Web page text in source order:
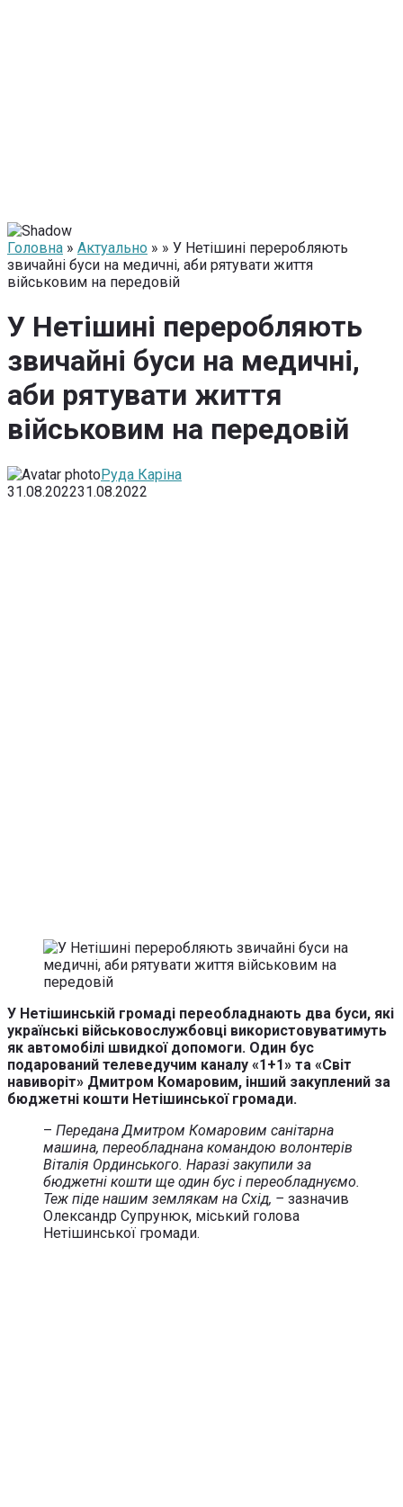
Головна » Актуально » » У Нетішині переробляють
звичайні буси на медичні, аби рятувати життя
військовим на передовій
У Нетішині переробляють
звичайні буси на медичні,
аби рятувати життя
військовим на передовій
Руда Каріна
31.08.202231.08.2022
У Нетішинській громаді переобладнають два буси, які
українські військовослужбовці використовуватимуть
як автомобілі швидкої допомоги. Один бус
подарований телеведучим каналу «1+1» та «Світ
навиворіт» Дмитром Комаровим, інший закуплений за
бюджетні кошти Нетішинської громади.
– Передана Дмитром Комаровим санітарна
машина, переобладнана командою волонтерів
Віталія Ординського. Наразі закупили за
бюджетні кошти ще один бус і переобладнуємо.
Теж піде нашим землякам на Схід, – зазначив
Олександр Супрунюк, міський голова
Нетішинської громади.